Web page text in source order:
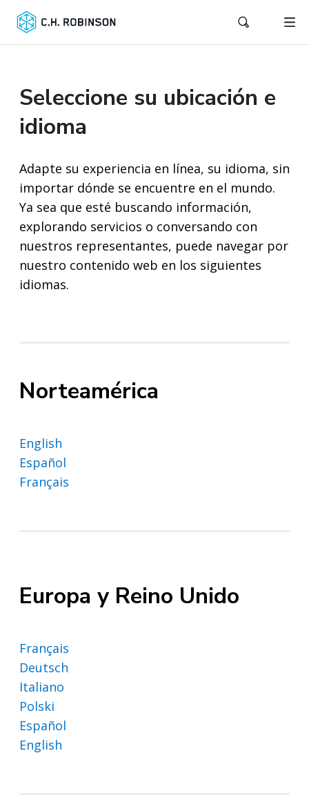
Seleccione su ubicación e
idioma
Adapte su experiencia en línea, su idioma, sin
importar dónde se encuentre en el mundo.
Ya sea que esté buscando información,
explorando servicios o conversando con
nuestros representantes, puede navegar por
nuestro contenido web en los siguientes
idiomas.
Norteamérica
English
Español
Français
Europa y Reino Unido
Français
Deutsch
Italiano
Polski
Español
English